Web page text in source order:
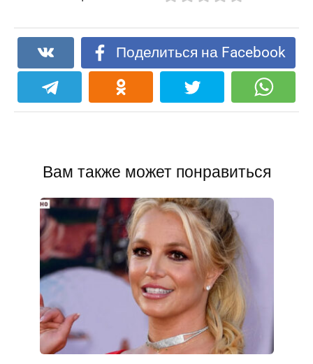
Поделиться на Facebook
Вам также может понравиться